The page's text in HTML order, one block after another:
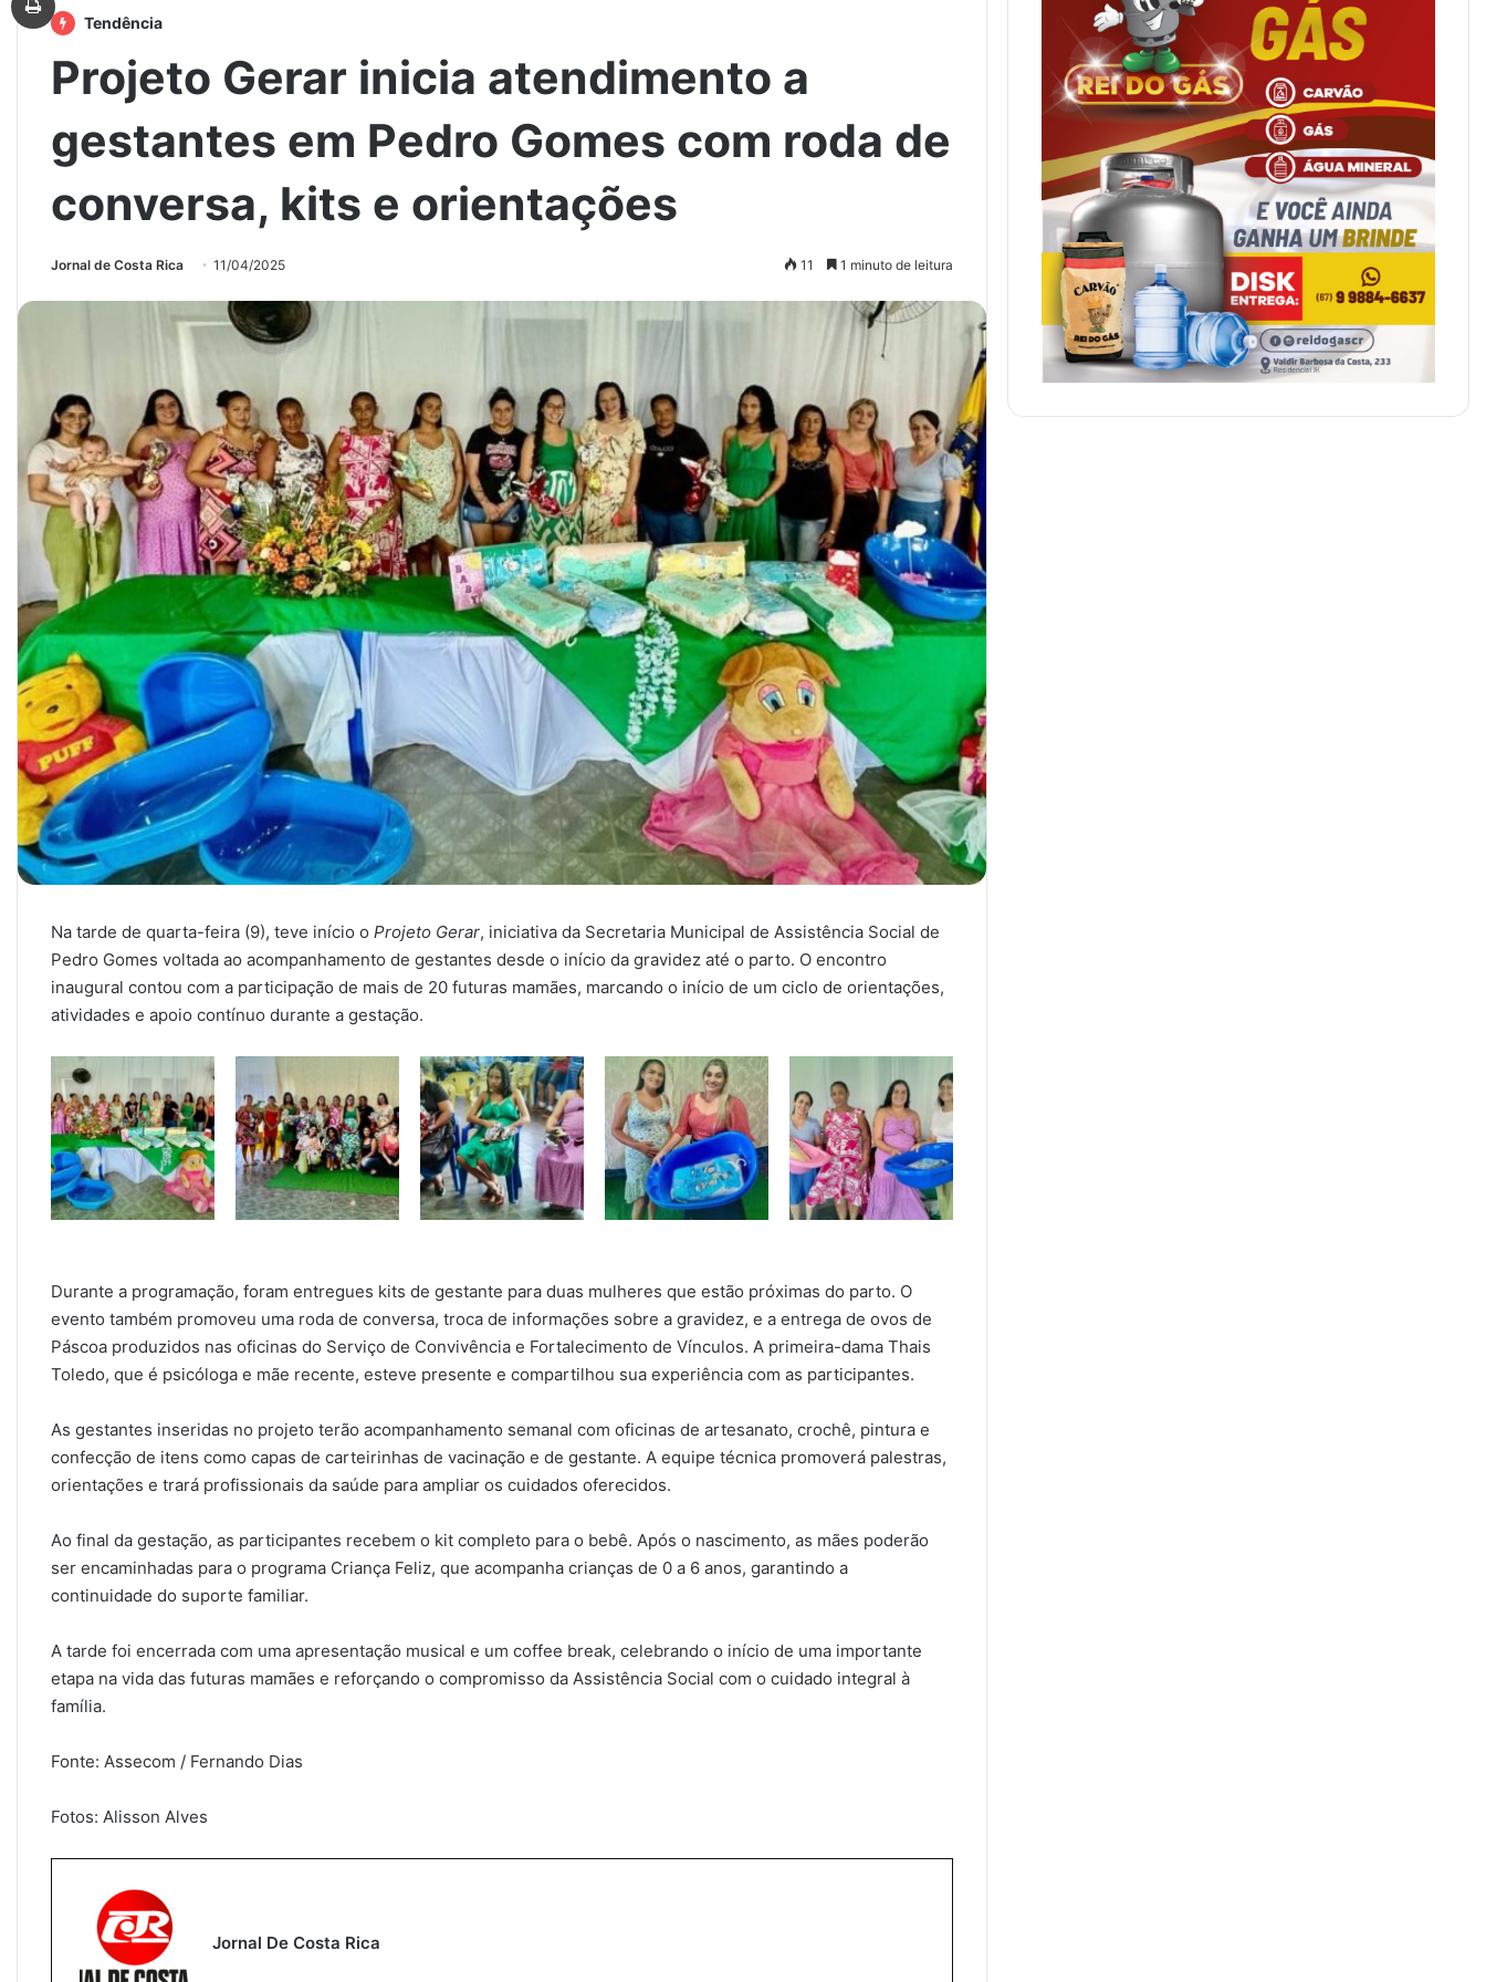
Tendência
Projeto Gerar inicia atendimento a
gestantes em Pedro Gomes com roda de
conversa, kits e orientações
Jornal de Costa Rica 11/04/2025 11 1 minuto de leitura
Na tarde de quarta-feira (9), teve início o Projeto Gerar, iniciativa da Secretaria Municipal de Assistência Social de
Pedro Gomes voltada ao acompanhamento de gestantes desde o início da gravidez até o parto. O encontro
inaugural contou com a participação de mais de 20 futuras mamães, marcando o início de um ciclo de orientações,
atividades e apoio contínuo durante a gestação.
Durante a programação, foram entregues kits de gestante para duas mulheres que estão próximas do parto. O
evento também promoveu uma roda de conversa, troca de informações sobre a gravidez, e a entrega de ovos de
Páscoa produzidos nas oficinas do Serviço de Convivência e Fortalecimento de Vínculos. A primeira-dama Thais
Toledo, que é psicóloga e mãe recente, esteve presente e compartilhou sua experiência com as participantes.
As gestantes inseridas no projeto terão acompanhamento semanal com oficinas de artesanato, crochê, pintura e
confecção de itens como capas de carteirinhas de vacinação e de gestante. A equipe técnica promoverá palestras,
orientações e trará profissionais da saúde para ampliar os cuidados oferecidos.
Ao final da gestação, as participantes recebem o kit completo para o bebê. Após o nascimento, as mães poderão
ser encaminhadas para o programa Criança Feliz, que acompanha crianças de 0 a 6 anos, garantindo a
continuidade do suporte familiar.
A tarde foi encerrada com uma apresentação musical e um coffee break, celebrando o início de uma importante
etapa na vida das futuras mamães e reforçando o compromisso da Assistência Social com o cuidado integral à
família.
Fonte: Assecom / Fernando Dias
Fotos: Alisson Alves
Jornal De Costa Rica